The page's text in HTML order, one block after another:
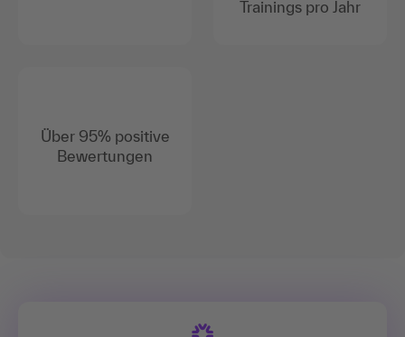
Über 95% positive
Bewertungen
Trainings pro Jahr